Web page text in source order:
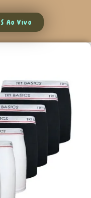
Ao Vivo